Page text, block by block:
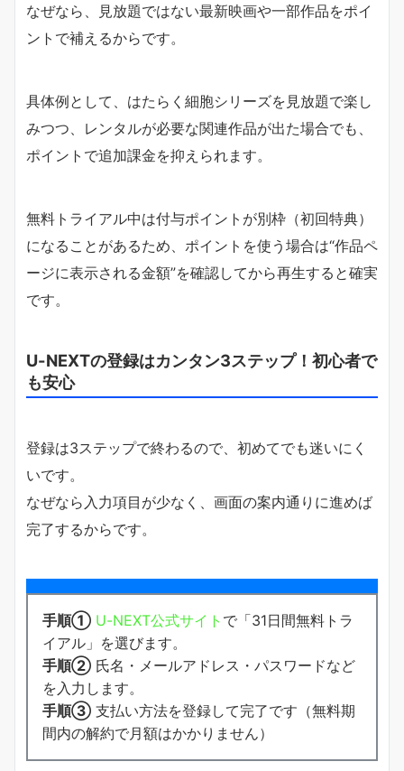
なぜなら、見放題ではない最新映画や一部作品をポイ
ントで補えるからです。
具体例として、はたらく細胞シリーズを見放題で楽し
みつつ、レンタルが必要な関連作品が出た場合でも、
ポイントで追加課金を抑えられます。
無料トライアル中は付与ポイントが別枠（初回特典）
になることがあるため、ポイントを使う場合は“作品ペ
ージに表示される金額”を確認してから再生すると確実
です。
U-NEXTの登録はカンタン3ステップ！初心者で
も安心
登録は3ステップで終わるので、初めてでも迷いにく
いです。
なぜなら入力項目が少なく、画面の案内通りに進めば
完了するからです。
手順① U-NEXT公式サイト で「31日間無料トラ
イアル」を選びます。
手順② 氏名・メールアドレス・パスワードなど
を入力します。
手順③ 支払い方法を登録して完了です（無料期
間内の解約で月額はかかりません）